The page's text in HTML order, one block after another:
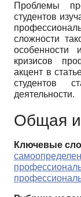
Проблемы
студентов
сложности
особенности
кризисов
акцент в
студентов
деятельности.
Общая
Ключевые